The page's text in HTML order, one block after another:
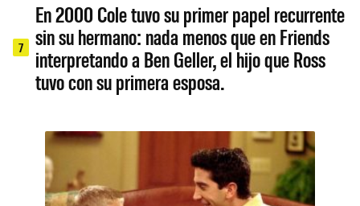
7
En 2000 Cole tuvo su primer papel recurrente
sin su hermano: nada menos que en Friends
interpretando a Ben Geller, el hijo que Ross
tuvo con su primera esposa.